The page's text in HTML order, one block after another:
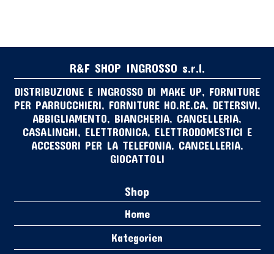
R&F SHOP INGROSSO s.r.l.
DISTRIBUZIONE E INGROSSO DI MAKE UP, FORNITURE
PER PARRUCCHIERI, FORNITURE HO.RE.CA, DETERSIVI,
ABBIGLIAMENTO, BIANCHERIA, CANCELLERIA,
CASALINGHI, ELETTRONICA, ELETTRODOMESTICI E
ACCESSORI PER LA TELEFONIA, CANCELLERIA,
GIOCATTOLI
Shop
Home
Kategorien